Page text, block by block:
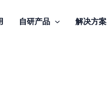
自研产品 解决方案